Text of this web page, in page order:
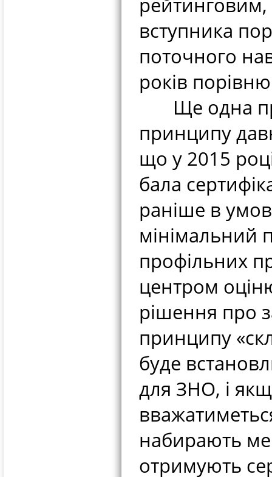
вступника
поточного
років
Ще одна
принципу
що у 2015
бала
раніше в
мінімальний
профільних
центром
рішення про
принципу
буде
для ЗНО, і
набирають
отримують